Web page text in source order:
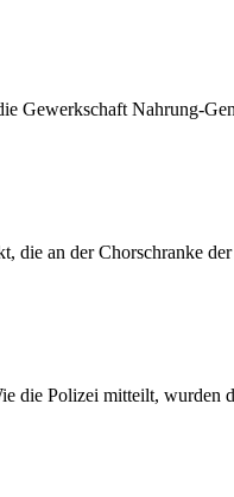
Gewerkschaft Nahrung-
an der Chorschranke
die Polizei mitteilt, wurden